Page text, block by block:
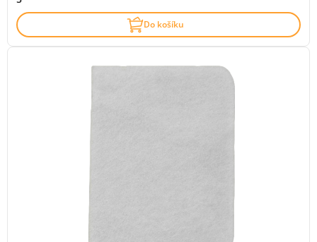
Do košíku